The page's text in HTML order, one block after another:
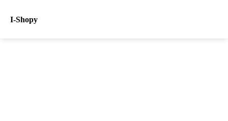
I-Shopy